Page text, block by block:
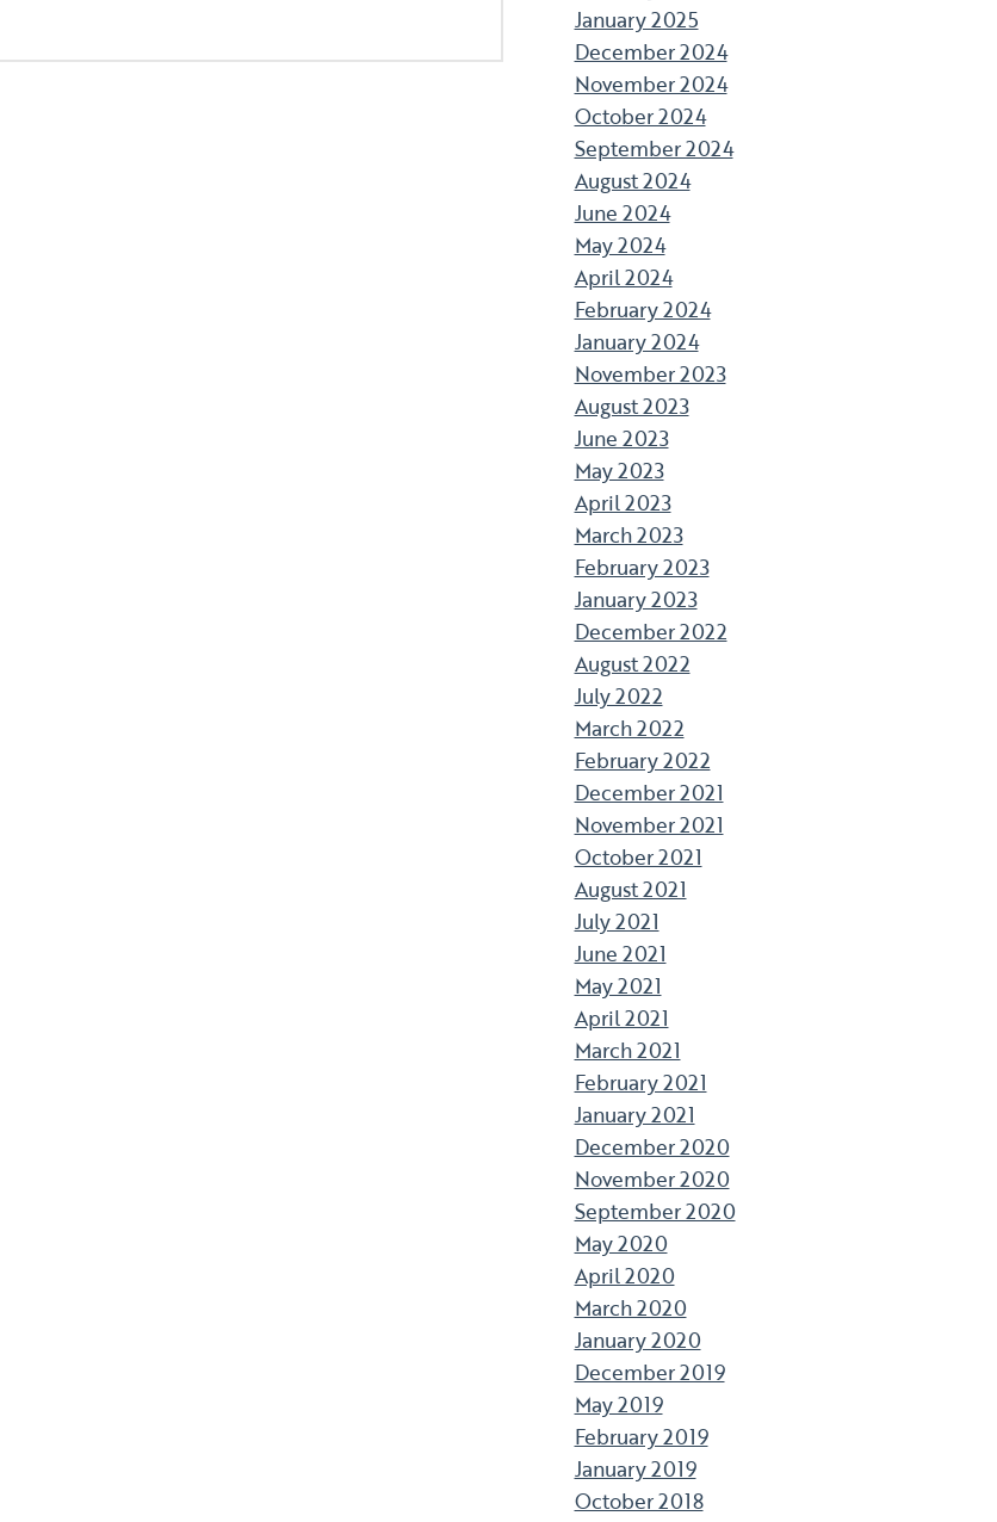
January 2025
December 2024
November 2024
October 2024
September 2024
August 2024
June 2024
May 2024
April 2024
February 2024
January 2024
November 2023
August 2023
June 2023
May 2023
April 2023
March 2023
February 2023
January 2023
December 2022
August 2022
July 2022
March 2022
February 2022
December 2021
November 2021
October 2021
August 2021
July 2021
June 2021
May 2021
April 2021
March 2021
February 2021
January 2021
December 2020
November 2020
September 2020
May 2020
April 2020
March 2020
January 2020
December 2019
May 2019
February 2019
January 2019
October 2018